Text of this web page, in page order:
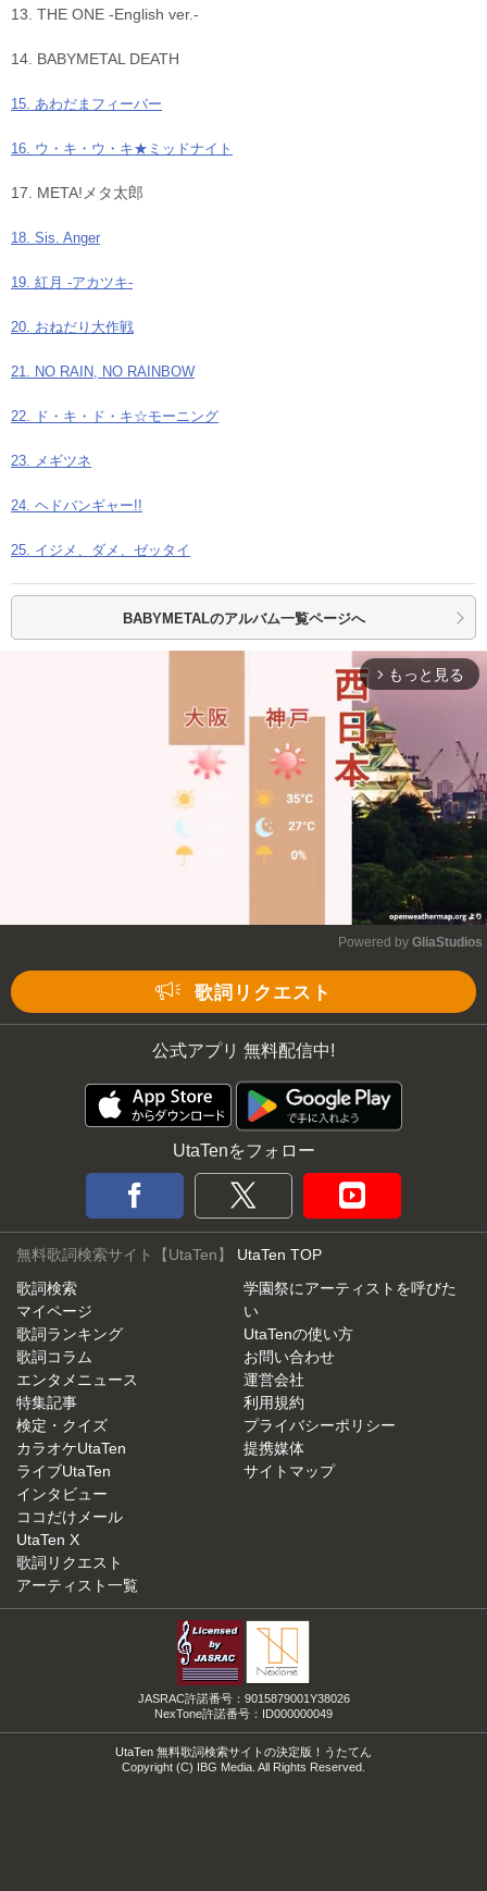
13. THE ONE -English ver.-
14. BABYMETAL DEATH
15. あわだまフィーバー
16. ウ・キ・ウ・キ★ミッドナイト
17. META!メタ太郎
18. Sis. Anger
19. 紅月 -アカツキ-
20. おねだり大作戦
21. NO RAIN, NO RAINBOW
22. ド・キ・ド・キ☆モーニング
23. メギツネ
24. ヘドバンギャー!!
25. イジメ、ダメ、ゼッタイ
BABYMETALのアルバム一覧ページへ
arrow_forward_ios もっと見る
Powered by GliaStudios
歌詞リクエスト
公式アプリ 無料配信中!
UtaTenをフォロー
無料歌詞検索サイト【UtaTen】 UtaTen TOP
歌詞検索
マイページ
歌詞ランキング
歌詞コラム
エンタメニュース
特集記事
検定・クイズ
カラオケUtaTen
ライブUtaTen
インタビュー
ココだけメール
UtaTen X
歌詞リクエスト
アーティスト一覧
学園祭にアーティストを呼びた
い
UtaTenの使い方
お問い合わせ
運営会社
利用規約
プライバシーポリシー
提携媒体
サイトマップ
JASRAC許諾番号：9015879001Y38026
NexTone許諾番号：ID000000049
UtaTen 無料歌詞検索サイトの決定版！うたてん
Copyright (C) IBG Media. All Rights Reserved.